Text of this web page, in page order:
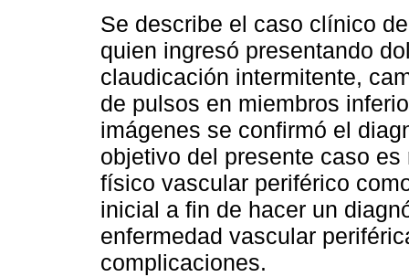
Se describe el caso clínico
quien ingresó presentando
claudicación intermitente,
de pulsos en miembros
imágenes se confirmó el
objetivo del presente caso
físico vascular periférico
inicial a fin de hacer un
enfermedad vascular
complicaciones.